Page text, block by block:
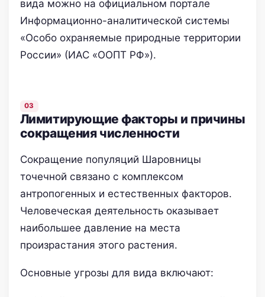
вида можно на официальном портале
Информационно-аналитической системы
«Особо охраняемые природные территории
России» (ИАС «ООПТ РФ»).
Лимитирующие факторы и причины
сокращения численности
Сокращение популяций Шаровницы
точечной связано с комплексом
антропогенных и естественных факторов.
Человеческая деятельность оказывает
наибольшее давление на места
произрастания этого растения.
Основные угрозы для вида включают: